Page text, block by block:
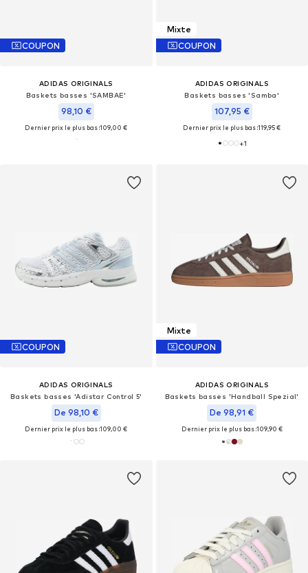
COUPON
ADIDAS ORIGINALS
Baskets basses 'SAMBAE'
98,10 €
Dernier prix le plus bas :109,00 €
Mixte
COUPON
ADIDAS ORIGINALS
Baskets basses 'Samba'
107,95 €
Dernier prix le plus bas :119,95 €
+1
COUPON
ADIDAS ORIGINALS
Baskets basses 'Adistar Control 5'
De 98,10 €
Dernier prix le plus bas :109,00 €
Mixte
COUPON
ADIDAS ORIGINALS
Baskets basses 'Handball Spezial'
De 98,91 €
Dernier prix le plus bas :109,90 €